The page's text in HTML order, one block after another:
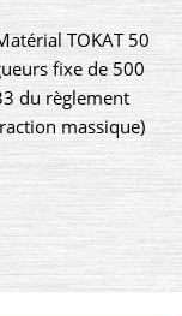
TOKAT 50
fixe de 500
du règlement
massique)